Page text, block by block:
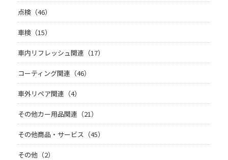
点検（46）
車検（15）
車内リフレッシュ関連（17）
コーティング関連（46）
車外リペア関連（4）
その他カー用品関連（21）
その他商品・サービス（45）
その他（2）